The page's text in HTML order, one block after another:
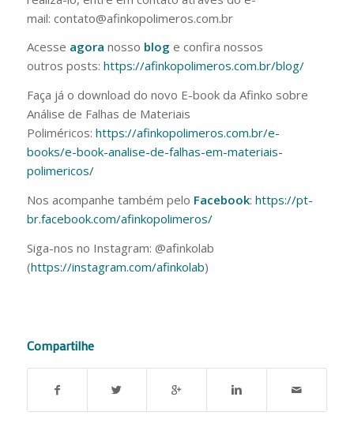
mail: contato@afinkopolimeros.com.br
Acesse agora nosso blog e confira nossos
outros posts: https://afinkopolimeros.com.br/blog/
Faça já o download do novo E-book da Afinko sobre
Análise de Falhas de Materiais
Poliméricos: https://afinkopolimeros.com.br/e-
books/e-book-analise-de-falhas-em-materiais-
polimericos/
Nos acompanhe também pelo Facebook: https://pt-
br.facebook.com/afinkopolimeros/
Siga-nos no Instagram: @afinkolab
(https://instagram.com/afinkolab)
Compartilhe